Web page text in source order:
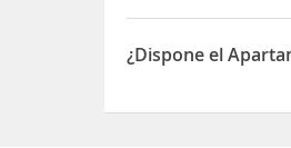
El Apartamento
¿Dispone el